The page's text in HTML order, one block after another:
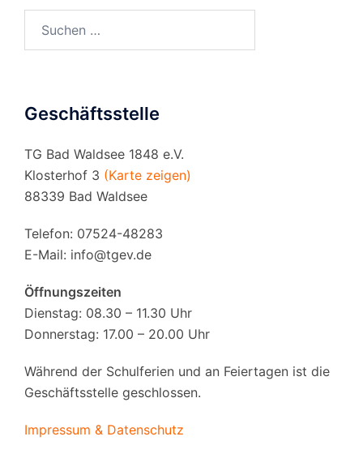
Geschäftsstelle
TG Bad Waldsee 1848 e.V.
Klosterhof 3 (Karte zeigen)
88339 Bad Waldsee
Telefon: 07524-48283
E-Mail: info@tgev.de
Öffnungszeiten
Dienstag: 08.30 – 11.30 Uhr
Donnerstag: 17.00 – 20.00 Uhr
Während der Schulferien und an Feiertagen ist die
Geschäftsstelle geschlossen.
Impressum & Datenschutz